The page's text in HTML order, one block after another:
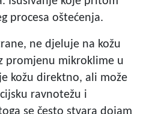
procesa oštećenja.
ne djeluje na kožu
promjenu mikroklime u
kožu direktno, ali može
ravnotežu i
se često stvara dojam